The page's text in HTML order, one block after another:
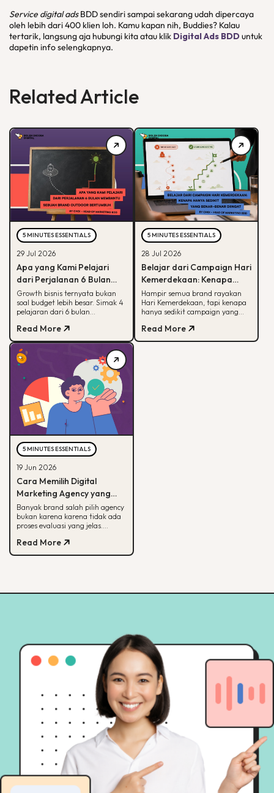
Service digital adsBDD sendiri sampai sekarang udah dipercaya
oleh lebih dari 400 klien loh. Kamu kapan nih, Buddies? Kalau
tertarik, langsung aja hubungi kita atau klik Digital Ads BDDuntuk
dapetin info selengkapnya.
Related Article
5 MINUTES ESSENTIALS
29 Jul 2026
Apa yang Kami Pelajari
dari Perjalanan 6 Bulan
Membantu Sebuah Brand
Outdoor Bertumbuh
Growth bisnis ternyata bukan
soal budget lebih besar. Simak 4
pelajaran dari 6 bulan
memahami peran tiap channel
marketing
Read More
5 MINUTES ESSENTIALS
28 Jul 2026
Belajar dari Campaign Hari
Kemerdekaan: Kenapa
Hanya Sedikit yang Benar-
Benar Diingat?
Hampir semua brand rayakan
Hari Kemerdekaan, tapi kenapa
hanya sedikit campaign yang
untuk bikin campaign yang
bermakna.
Read More
5 MINUTES ESSENTIALS
19 Jun 2026
Cara Memilih Digital
Marketing Agency yang
Tepat untuk Bisnis Kamu
Banyak brand salah pilih agency
bukan karena karena tidak ada
proses evaluasi yang jelas.
menilai agency dari spesialisasi,
track record, hingga
Read More